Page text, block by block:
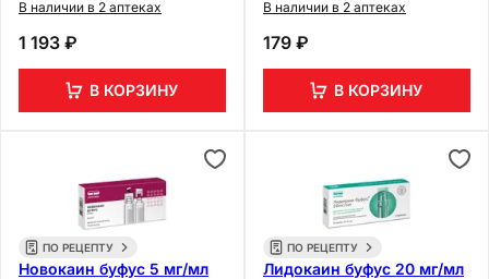
В наличии в 2 аптеках
1 193 ₽
В КОРЗИНУ
В наличии в 2 аптеках
179 ₽
В КОРЗИНУ
ПО РЕЦЕПТУ
Новокаин буфус 5 мг/мл
ПО РЕЦЕПТУ
Лидокаин буфус 20 мг/мл